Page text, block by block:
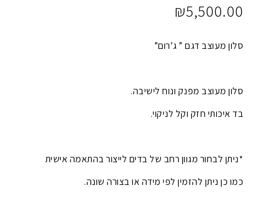
₪5,500.00
סלון מעוצב דגם ” ג’רום”
סלון מעוצב מפנק ונוח לישיבה.
בד איכותי חזק וקל לניקוי.
*ניתן לבחור מגוון רחב של בדים לייצור בהתאמה אישית
כמו כן ניתן להזמין לפי מידה או בצורה שונה.